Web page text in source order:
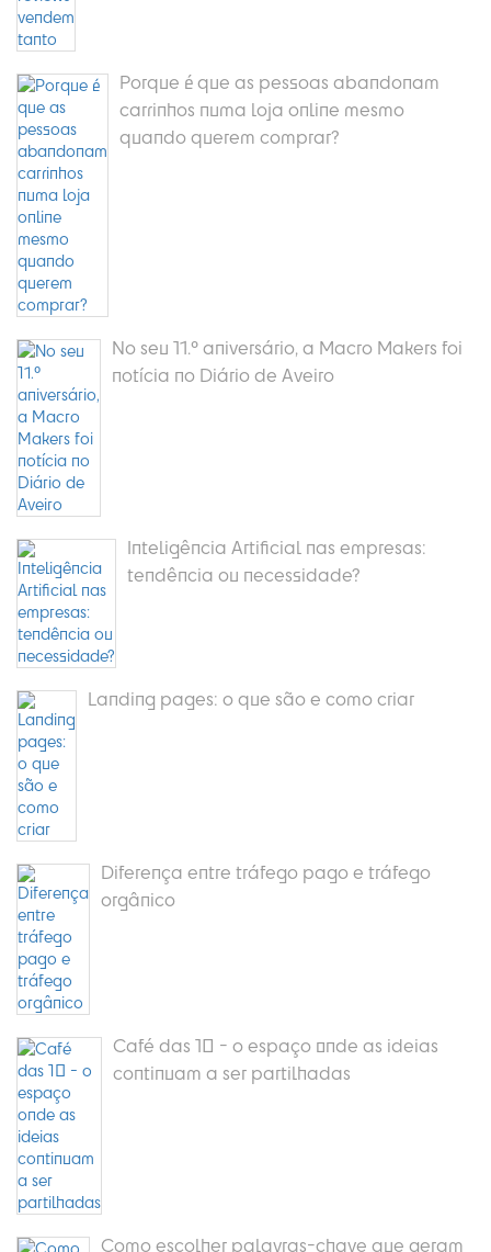
Porque é que as pessoas abandonam
carrinhos numa loja online mesmo
quando querem comprar?
No seu 11.º aniversário, a Macro Makers foi
notícia no Diário de Aveiro
Inteligência Artificial nas empresas:
tendência ou necessidade?
Landing pages: o que são e como criar
Diferença entre tráfego pago e tráfego
orgânico
Café das 10 - o espaço onde as ideias
continuam a ser partilhadas
Como escolher palavras-chave que geram